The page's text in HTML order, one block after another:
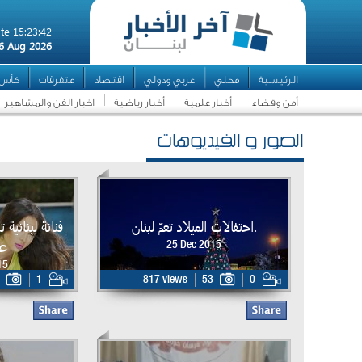
15:23:42
Aug 2026
الرئيسية محلي عربي ودولي اقتصاد متفرقات
كأس
أمن وقضاء
أخبار علمية أخبار رياضية اخبار الفن والمشاهير
الصور و الفيديوهات
.احتفالات الميلاد تعمّ لبنان
25 Dec 2015
817 views 53 0
فنانة
1